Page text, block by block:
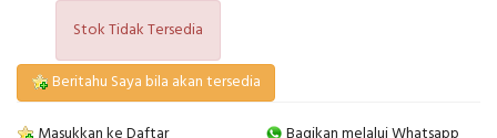
Stok Tidak Tersedia
Beritahu Saya bila akan tersedia